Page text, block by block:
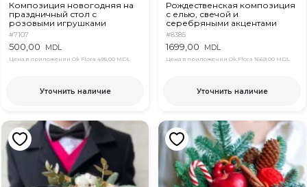
Композиция новогодняя на
праздничный стол с
розовыми игрушками
#7107
500,00 MDL
Цена в приложении Ok Flora 495,00 MDL
Уточнить наличие
Рождественская композиция
с елью, свечой и
серебряными акцентами
#8385
1699,00 MDL
Цена в приложении Ok Flora 1669,00 MDL
Уточнить наличие